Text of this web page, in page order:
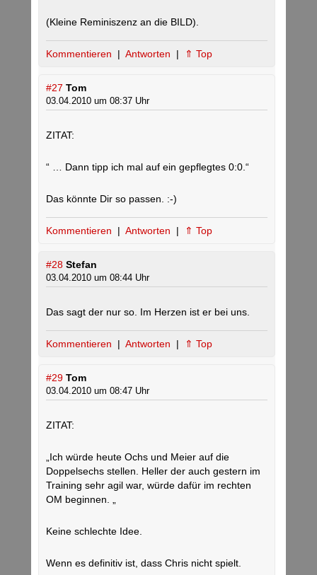
(Kleine Reminiszenz an die BILD).
Kommentieren | Antworten | ⇑ Top
#27 Tom
03.04.2010 um 08:37 Uhr
ZITAT:
“ … Dann tipp ich mal auf ein gepflegtes 0:0.“
Das könnte Dir so passen. :-)
Kommentieren | Antworten | ⇑ Top
#28 Stefan
03.04.2010 um 08:44 Uhr
Das sagt der nur so. Im Herzen ist er bei uns.
Kommentieren | Antworten | ⇑ Top
#29 Tom
03.04.2010 um 08:47 Uhr
ZITAT:
„Ich würde heute Ochs und Meier auf die
Doppelsechs stellen. Heller der auch gestern im
Training sehr agil war, würde dafür im rechten
OM beginnen. „
Keine schlechte Idee.
Wenn es definitiv ist, dass Chris nicht spielt.